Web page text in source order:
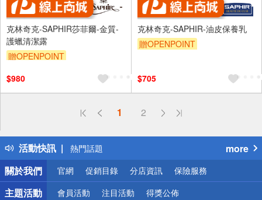
克林奇克-SAPHIR莎菲爾-金質-
護蠟清潔露
贈OPENPOINT
$980
克林奇克-SAPHIR-油皮保養乳
贈OPENPOINT
$705
1 2
活動快訊
偏遠地區配送
得獎公告
熱門話題
銀行優惠
偏遠地區配送
詐騙網頁！請小心！
more
關於我們
官網 促銷目錄 分店資訊 保險服務
主題活動 會員活動 注目活動 得獎公佈